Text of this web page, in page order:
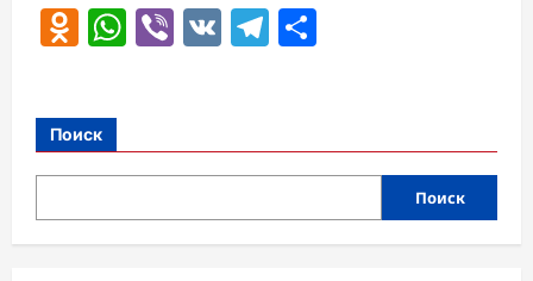
Odnoklassniki
WhatsApp
Viber
VK Telegram
Поиск
Поиск